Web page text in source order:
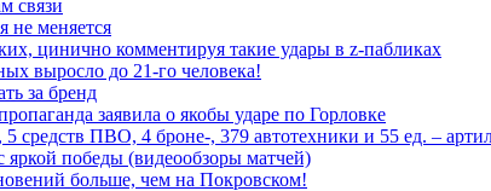
связи
не меняется
цинично комментируя такие удары в z-пабликах
выросло до 21-го человека!
за бренд
заявила о якобы ударе по Горловке
ПВО, 4 броне-, 379 автотехники и 55 ед. –
победы (видеообзоры матчей)
больше, чем на Покровском!